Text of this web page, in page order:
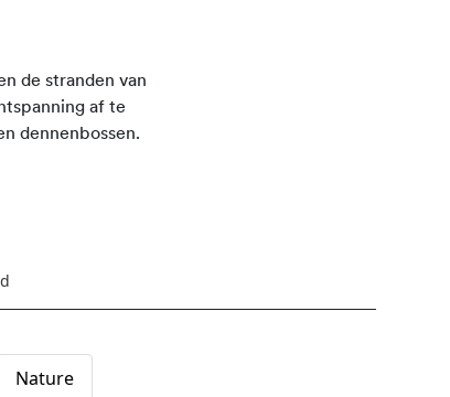
de stranden van
af te
dennenbossen.
Nature